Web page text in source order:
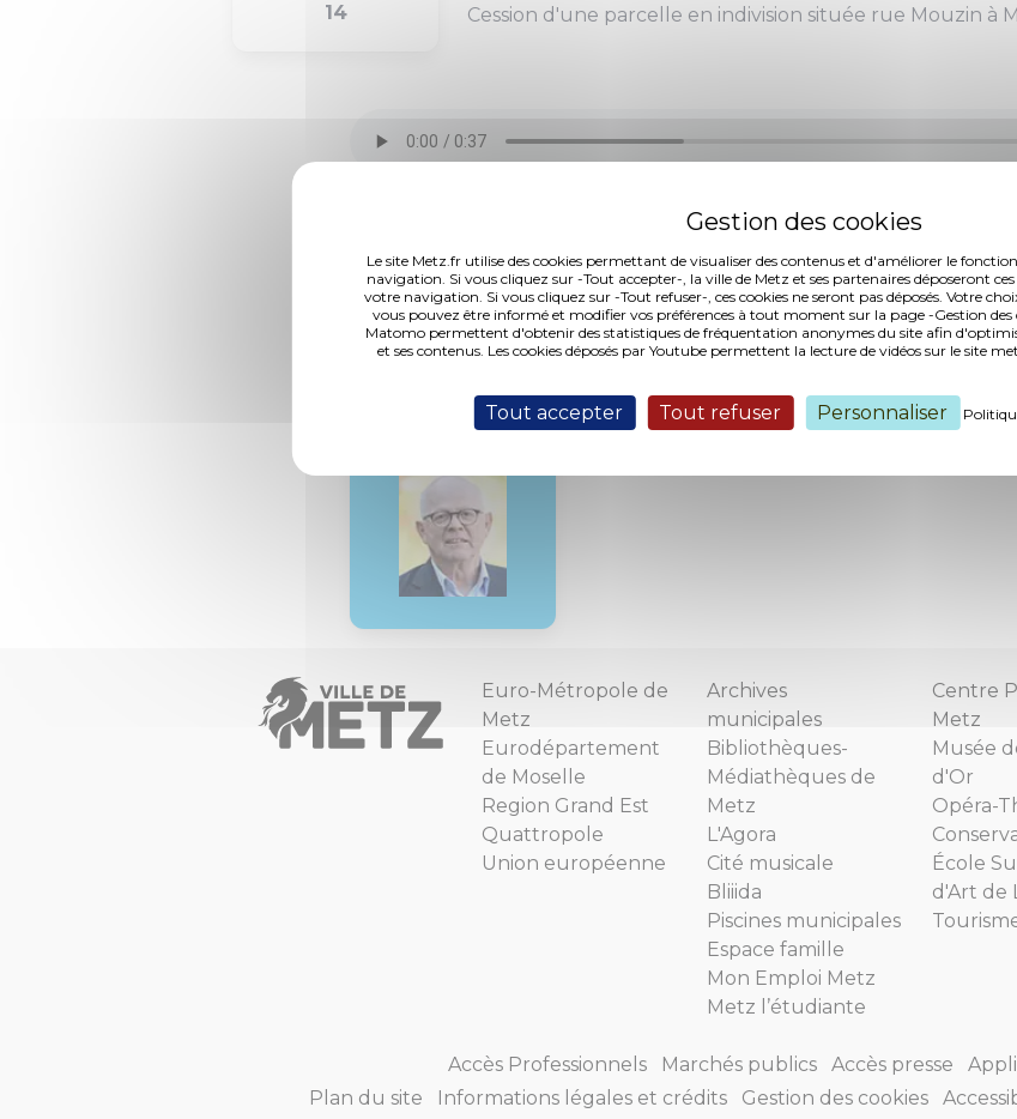
Le site Metz.fr utilise des cookies permettant de visualiser des contenus et d'améliorer le
navigation. Si vous cliquez sur -Tout accepter-, la ville de Metz et ses partenaires déposeront
votre navigation. Si vous cliquez sur -Tout refuser-, ces cookies ne seront pas déposés. Votre
vous pouvez être informé et modifier vos préférences à tout moment sur la page -Gestion des
Matomo permettent d'obtenir des statistiques de fréquentation anonymes du site afin
et ses contenus. Les cookies déposés par Youtube permettent la lecture de vidéos sur le site
Tout accepter Tout refuser Personnaliser
14
Cession d'une parcelle en indivision située rue Mouzin à
DCM N°18-11-29-14 (123,31 ko, publié le 18/12/2018)
Rapporteur :
M. Krausener
Aucune intervention
Euro-Métropole de
Metz
Eurodépartement
de Moselle
Region Grand Est
Quattropole
Union européenne
Archives
municipales
Bibliothèques-
Médiathèques de
Metz
L'Agora
Cité musicale
Bliiida
Piscines municipales
Espace famille
Mon Emploi Metz
Metz l’étudiante
Centre
Metz
Musée
d'Or
Opéra-
École
d'Art de
Accès Professionnels Marchés publics Accès presse
Plan du site
Informations légales et crédits Gestion des cookies